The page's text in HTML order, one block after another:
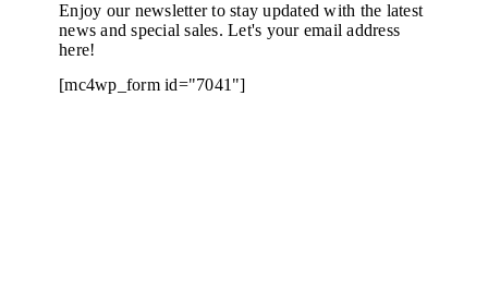
Enjoy our newsletter to stay updated with the latest
news and special sales. Let's your email address
here!
[mc4wp_form id="7041"]